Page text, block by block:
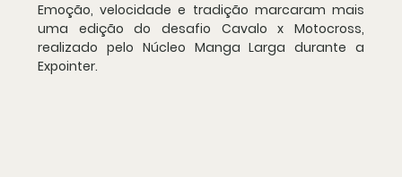
Emoção, velocidade e tradição marcaram mais
uma edição do desafio Cavalo x Motocross,
realizado pelo Núcleo Manga Larga durante a
Expointer.